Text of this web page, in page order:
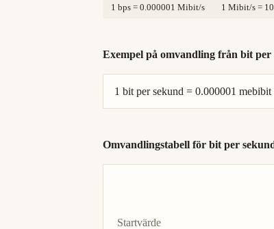
1 bps = 0.000001 Mibit/s 1 Mibit/s =
Exempel på omvandling från bit
1 bit per sekund = 0.000001 mebibit
Omvandlingstabell för bit per
Startvärde